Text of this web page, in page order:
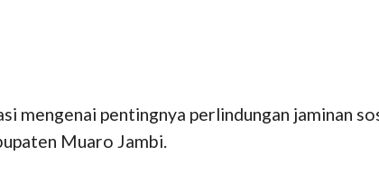
mengenai pentingnya perlindungan jaminan
Muaro Jambi.